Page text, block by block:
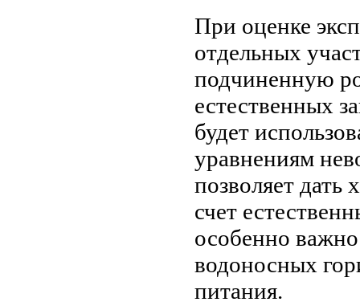
При оценке
отдельных
подчиненную
естественных
будет
уравнениям
позволяет дать
счет
особенно
водоносных
питания.